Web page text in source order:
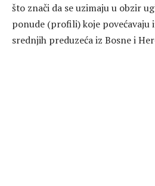
što znači da se uzimaju u obzir
ponude (profili) koje povećavaju
srednjih preduzeća iz Bosne i